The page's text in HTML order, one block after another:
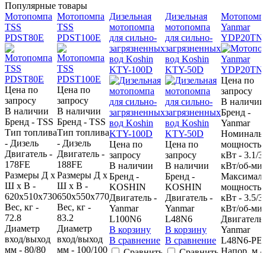
Популярные товары
Мотопомпа
TSS
PDST80E
Цена по
запросу
В наличии
Бренд - TSS
Тип топлива
- Дизель
Двигатель -
178FE
Размеры Д х
Ш х В -
620х510х730
Вес, кг -
72.8
Диаметр
вход/выход
мм - 80/80
Мотопомпа
TSS
PDST100E
Цена по
запросу
В наличии
Бренд - TSS
Тип топлива
- Дизель
Двигатель -
188FE
Размеры Д х
Ш х В -
650х550х770
Вес, кг -
83.2
Диаметр
вход/выход
мм - 100/100
Дизельная
мотопомпа
для сильно-
загрязненных
вод Koshin
KTY-100D
Цена по
запросу
В наличии
Бренд -
KOSHIN
Двигатель -
Yanmar
L100N6
В корзину
В сравнение
Дизельная
мотопомпа
для сильно-
загрязненных
вод Koshin
KTY-50D
Цена по
запросу
В наличии
Бренд -
KOSHIN
Двигатель -
Yanmar
L48N6
В корзину
В сравнение
Yanmar
Цена по
запросу
В наличии
Бренд -
Yanmar
мощность,
кВт - 3.1/
кВт/об-
мощность,
кВт - 3.5/
кВт/об-
Двигатель
Yanmar
L48N6-